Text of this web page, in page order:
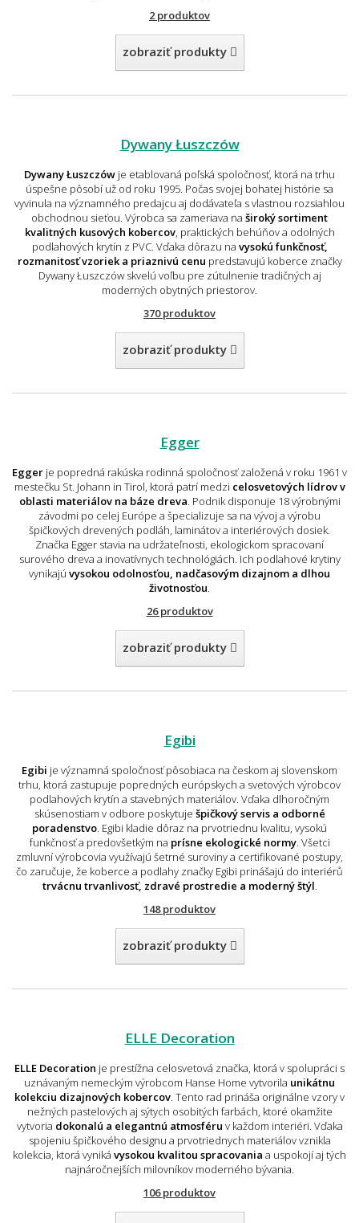
2 produktov
zobraziť produkty
Dywany Łuszczów
Dywany Łuszczów je etablovaná poľská spoločnosť, ktorá na trhu
úspešne pôsobí už od roku 1995. Počas svojej bohatej histórie sa
vyvinula na významného predajcu aj dodávateľa s vlastnou rozsiahlou
obchodnou sieťou. Výrobca sa zameriava na široký sortiment
kvalitných kusových kobercov, praktických behúňov a odolných
podlahových krytín z PVC. Vďaka dôrazu na vysokú funkčnosť,
rozmanitosť vzoriek a priaznivú cenu predstavujú koberce značky
Dywany Łuszczów skvelú voľbu pre zútulnenie tradičných aj
moderných obytných priestorov.
370 produktov
zobraziť produkty
Egger
Egger je popredná rakúska rodinná spoločnosť založená v roku 1961 v
mestečku St. Johann in Tirol, ktorá patrí medzi celosvetových lídrov v
oblasti materiálov na báze dreva . Podnik disponuje 18 výrobnými
závodmi po celej Európe a špecializuje sa na vývoj a výrobu
špičkových drevených podláh, laminátov a interiérových dosiek.
Značka Egger stavia na udržateľnosti, ekologickom spracovaní
surového dreva a inovatívnych technológiách. Ich podlahové krytiny
vynikajú vysokou odolnosťou, nadčasovým dizajnom a dlhou
životnosťou
26 produktov
zobraziť produkty
Egibi
Egibi je významná spoločnosť pôsobiaca na českom aj slovenskom
trhu, ktorá zastupuje popredných európskych a svetových výrobcov
podlahových krytín a stavebných materiálov. Vďaka dlhoročným
skúsenostiam v odbore poskytuje špičkový servis a odborné
poradenstvo . Egibi kladie dôraz na prvotriednu kvalitu, vysokú
funkčnosť a predovšetkým na prísne ekologické normy. Všetci
zmluvní výrobcovia využívajú šetrné suroviny a certifikované postupy,
čo zaručuje, že koberce a podlahy značky Egibi prinášajú do interiérů
trvácnu trvanlivosť, zdravé prostredie a moderný štýl
148 produktov
zobraziť produkty
ELLE Decoration
ELLE Decoration je prestížna celosvetová značka, ktorá v spolupráci s
uznávaným nemeckým výrobcom Hanse Home vytvorila unikátnu
kolekciu dizajnových kobercov . Tento rad prináša originálne vzory v
nežných pastelových aj sýtych osobitých farbách, ktoré okamžite
vytvoria dokonalú a elegantnú atmosféru v každom interiéri. Vďaka
spojeniu špičkového designu a prvotriednych materiálov vznikla
kolekcia, ktorá vyniká vysokou kvalitou spracovania a uspokojí aj tých
najnáročnejších milovníkov moderného bývania.
106 produktov